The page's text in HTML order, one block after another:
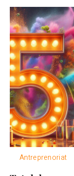
Antreprenoriat